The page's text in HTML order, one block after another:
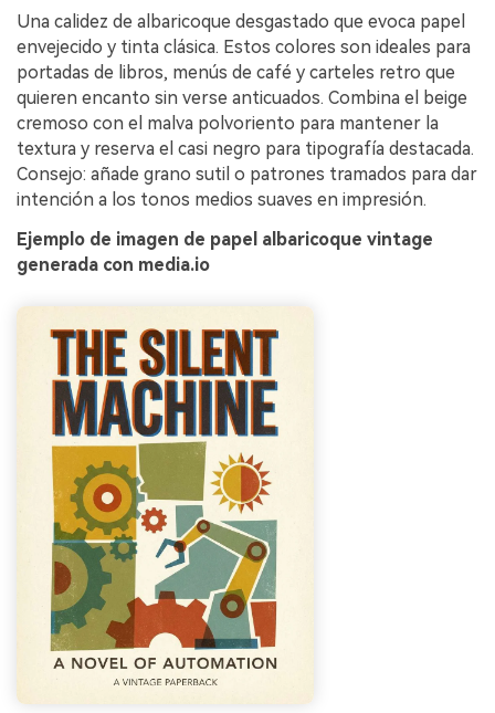
Una calidez de albaricoque desgastado que evoca papel
envejecido y tinta clásica. Estos colores son ideales para
portadas de libros, menús de café y carteles retro que
quieren encanto sin verse anticuados. Combina el beige
cremoso con el malva polvoriento para mantener la
textura y reserva el casi negro para tipografía destacada.
Consejo: añade grano sutil o patrones tramados para dar
intención a los tonos medios suaves en impresión.
Ejemplo de imagen de papel albaricoque vintage
generada con media.io